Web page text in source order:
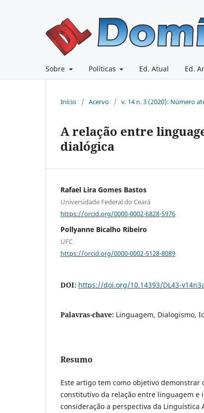
Sobre Políticas Ed. Atual Ed.
Início / Acervo / v. 14 n. 3 (2020): Número
A relação entre
dialógica
Rafael Lira Gomes Bastos
Universidade Federal do Ceará
https://orcid.org/0000-0002-6828-5976
Pollyanne Bicalho Ribeiro
UFC
https://orcid.org/0000-0002-5128-8089
DOI: https://doi.org/10.14393/DL43-
Palavras-chave: Linguagem, Dialogismo,
Resumo
Este artigo tem como objetivo
constitutivo da relação entre linguagem e
consideração a perspectiva da Linguística